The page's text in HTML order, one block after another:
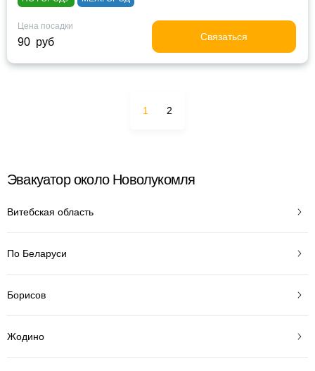
Цена посадки
90 руб Связаться
1 2
Эвакуатор около Новолукомля
Витебская область
По Беларуси
Борисов
Жодино